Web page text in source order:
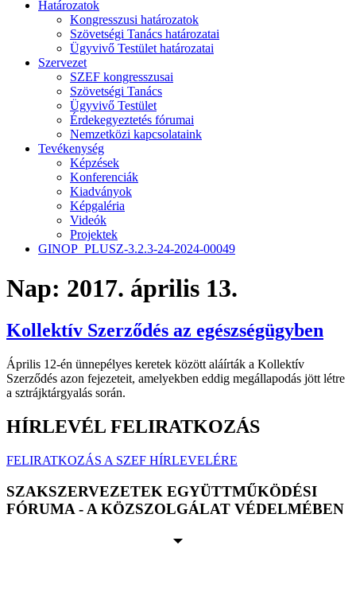
Határozatok
Kongresszusi határozatok
Szövetségi Tanács határozatai
Ügyvivő Testület határozatai
Szervezet
SZEF kongresszusai
Szövetségi Tanács
Ügyvivő Testület
Érdekegyeztetés fórumai
Nemzetközi kapcsolataink
Tevékenység
Képzések
Konferenciák
Kiadványok
Képgaléria
Videók
Projektek
GINOP_PLUSZ-3.2.3-24-2024-00049
Nap: 2017. április 13.
Kollektív Szerződés az egészségügyben
Április 12-én ünnepélyes keretek között aláírták a Kollektív
Szerződés azon fejezeteit, amelyekben eddig megállapodás jött létre
a sztrájktárgyalás során.
HÍRLEVÉL FELIRATKOZÁS
FELIRATKOZÁS A SZEF HÍRLEVELÉRE
SZAKSZERVEZETEK EGYÜTTMŰKÖDÉSI
FÓRUMA - A KÖZSZOLGÁLAT VÉDELMÉBEN